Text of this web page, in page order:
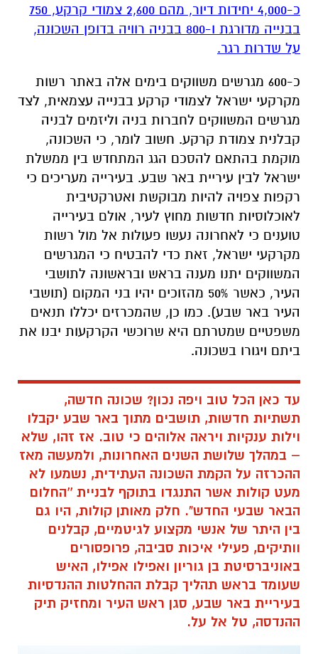
כ-4,000 יחידות דיור, מהם 2,600 צמודי קרקע, 750
בבנייה מדורגת ו-800 בבניה רוויה בדופן השכונה,
על שדרות רגר.
כ-600 מגרשים משווקים בימים אלה באתר רשות
מקרקעי ישראל לצמודי קרקע בבנייה עצמאית, לצד
מגרשים המשווקים לחברות בניה וליזמים לבניה
קבלנית צמודת קרקע. חשוב לומר, כי השכונה,
מוקמת בהתאם להסכם הגג המתחדש בין ממשלת
ישראל לבין עיריית באר שבע. בעירייה מעריכים כי
רקפות צפויה להיות מבוקשת ואטרקטיבית
לאוכלוסיות חדשות מחוץ לעיר, אולם בעירייה
טוענים כי לאחרונה נעשו פעולות אל מול רשות
מקרקעי ישראל, זאת כדי להבטיח כי המגרשים
המשווקים יתנו מענה בראש ובראשונה לתושבי
העיר, כאשר 50% מהזוכים יהיו בני המקום (תושבי
העיר באר שבע). כמו כן, שהמכרזים יכללו תנאים
משפטיים שמטרתם היא שרוכשי הקרקעות יבנו את
ביתם ויגורו בשכונה.
עד כאן הכל טוב ויפה נכון? שכונה חדשה,
תשתיות חדשות, תושבים מתוך באר שבע יקבלו
וילות ענקיות ויראה אלוהים כי טוב. אז זהו, שלא
– במהלך שלושת השנים האחרונות, ולמעשה מאז
ההכרזה על הקמת השכונה העתידית, נשמעו לא
מעט קולות אשר התנגדו בתוקף לבניית ''החלום
הבאר שבעי החדש". חלק מאותן קולות, היו גם
בין היתר של אנשי מקצוע לגיטמיים, קבלנים
וותיקים, פעילי איכות סביבה, פרופסורים
באוניברסיטת בן גוריון ואפילו אפילו, האיש
שעומד בראש תהליך קבלת ההחלטות ההנדסיות
בעיריית באר שבע, סגן ראש העיר ומחזיק תיק
ההנדסה, טל אל על.